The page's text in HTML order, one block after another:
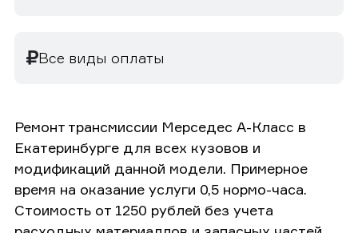
Все виды оплаты
Ремонт трансмиссии Мерседес А-Класс в
Екатеринбурге для всех кузовов и
модификаций данной модели. Примерное
время на оказание услуги 0,5 нормо-часа.
Стоимость от 1250 рублей без учета